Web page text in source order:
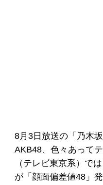
8月3日放送の「乃木
AKB48、色々あって
（テレビ東京系）で
が「顔面偏差値48」